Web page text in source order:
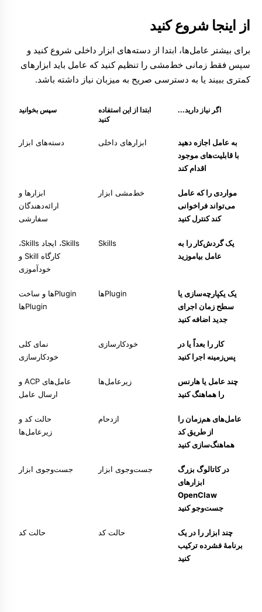
از اینجا شروع کنید
برای بیشتر عامل‌ها، ابتدا از دسته‌های ابزار داخلی شروع کنید و
سپس فقط زمانی خط‌مشی را تنظیم کنید که عامل باید ابزارهای
کمتری ببیند یا به دسترسی صریح به میزبان نیاز داشته باشد.
اگر نیاز دارید...
ابتدا از این استفاده
کنید
سپس بخوانید
به عامل اجازه دهید
با قابلیت‌های موجود
اقدام کند
ابزارهای داخلی دسته‌های ابزار
مواردی را که عامل
می‌تواند فراخوانی
کند کنترل کنید
خط‌مشی ابزار
ابزارها و
ارائه‌دهندگان
سفارشی
یک گردش‌کار را به
عامل بیاموزید
Skills
Skills، ایجاد Skills
،
کارگاه Skill
و
خودآموزی
یک یکپارچه‌سازی یا
سطح زمان اجرای
جدید اضافه کنید
Pluginها Pluginها و ساخت
Pluginها
کار را بعداً یا در
پس‌زمینه اجرا کنید
خودکارسازی
نمای کلی
خودکارسازی
چند عامل یا هارنس
را هماهنگ کنید
زیرعامل‌ها عامل‌های ACP
و
ارسال عامل
عامل‌های هم‌زمان را
از طریق کد
هماهنگ‌سازی کنید
ازدحام حالت کد و
زیرعامل‌ها
در کاتالوگ بزرگ
ابزارهای
OpenClaw
جست‌وجو کنید
جست‌وجوی ابزار جست‌وجوی ابزار
چند ابزار را در یک
برنامهٔ فشرده ترکیب
کنید
حالت کد حالت کد